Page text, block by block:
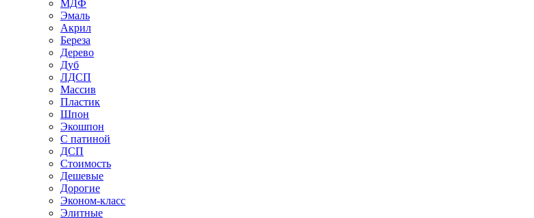
МДФ
Эмаль
Акрил
Береза
Дерево
Дуб
ЛДСП
Массив
Пластик
Шпон
Экошпон
С патиной
ДСП
Стоимость
Дешевые
Дорогие
Эконом-класс
Элитные